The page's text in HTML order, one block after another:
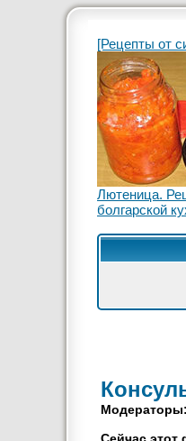
[Рецепты от
Лютеница.
болгарской